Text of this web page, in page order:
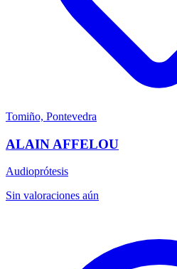
Tomiño, Pontevedra
ALAIN AFFELOU
Audioprótesis
Sin valoraciones aún